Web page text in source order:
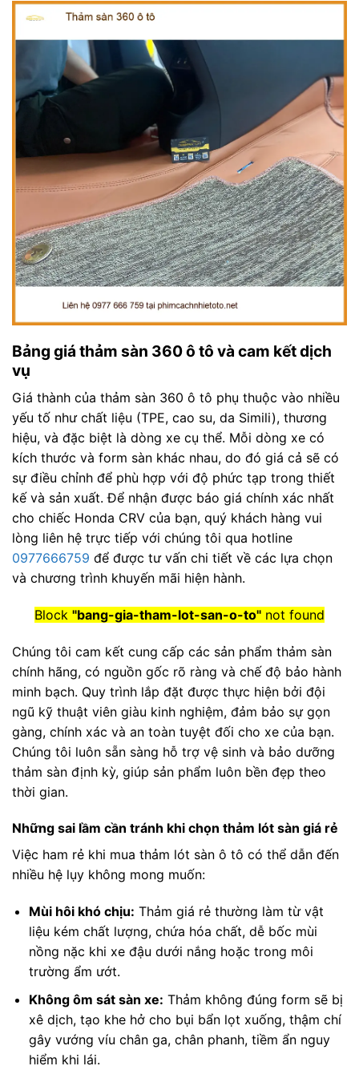
Bảng giá thảm sàn 360 ô tô và cam kết dịch
vụ
Giá thành của thảm sàn 360 ô tô phụ thuộc vào nhiều
yếu tố như chất liệu (TPE, cao su, da Simili), thương
hiệu, và đặc biệt là dòng xe cụ thể. Mỗi dòng xe có
kích thước và form sàn khác nhau, do đó giá cả sẽ có
sự điều chỉnh để phù hợp với độ phức tạp trong thiết
kế và sản xuất. Để nhận được báo giá chính xác nhất
cho chiếc Honda CRV của bạn, quý khách hàng vui
lòng liên hệ trực tiếp với chúng tôi qua hotline
0977666759 để được tư vấn chi tiết về các lựa chọn
và chương trình khuyến mãi hiện hành.
Block "bang-gia-tham-lot-san-o-to" not found
Chúng tôi cam kết cung cấp các sản phẩm thảm sàn
chính hãng, có nguồn gốc rõ ràng và chế độ bảo hành
minh bạch. Quy trình lắp đặt được thực hiện bởi đội
ngũ kỹ thuật viên giàu kinh nghiệm, đảm bảo sự gọn
gàng, chính xác và an toàn tuyệt đối cho xe của bạn.
Chúng tôi luôn sẵn sàng hỗ trợ vệ sinh và bảo dưỡng
thảm sàn định kỳ, giúp sản phẩm luôn bền đẹp theo
thời gian.
Những sai lầm cần tránh khi chọn thảm lót sàn giá rẻ
Việc ham rẻ khi mua thảm lót sàn ô tô có thể dẫn đến
nhiều hệ lụy không mong muốn:
Mùi hôi khó chịu: Thảm giá rẻ thường làm từ vật
liệu kém chất lượng, chứa hóa chất, dễ bốc mùi
nồng nặc khi xe đậu dưới nắng hoặc trong môi
trường ẩm ướt.
Không ôm sát sàn xe: Thảm không đúng form sẽ bị
xê dịch, tạo khe hở cho bụi bẩn lọt xuống, thậm chí
gây vướng víu chân ga, chân phanh, tiềm ẩn nguy
hiểm khi lái.